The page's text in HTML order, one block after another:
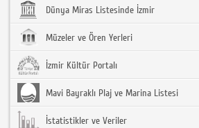
Dünya Miras Listesinde İzmir
Müzeler ve Ören Yerleri
İzmir Kültür Portalı
Mavi Bayraklı Plaj ve Marina Listesi
İstatistikler ve Veriler